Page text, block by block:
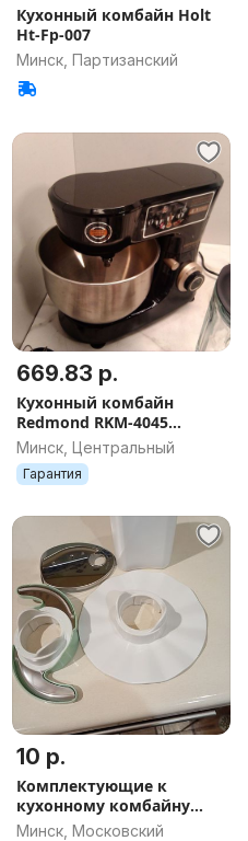
Кухонный комбайн Holt
Ht-Fp-007
Минск, Партизанский
669.83 р.
Кухонный комбайн
Redmond RKM-4045
(черный)
Минск, Центральный
Гарантия
10 р.
Комплектующие к
кухонному комбайну
Филипс.
Минск, Московский